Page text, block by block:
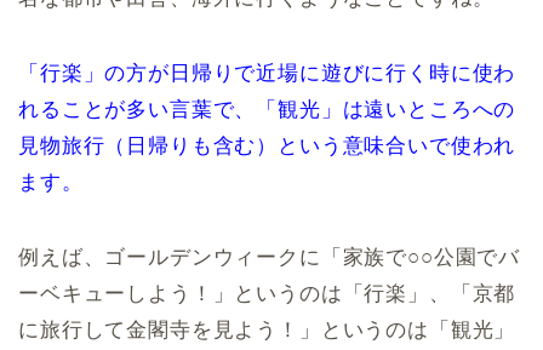
「行楽」の方が日帰りで近場に遊びに行く時に使わ
れることが多い言葉で、「観光」は遠いところへの
見物旅行（日帰りも含む）という意味合いで使われ
ます。
例えば、ゴールデンウィークに「家族で○○公園でバ
ーベキューしよう！」というのは「行楽」、「京都
に旅行して金閣寺を見よう！」というのは「観光」